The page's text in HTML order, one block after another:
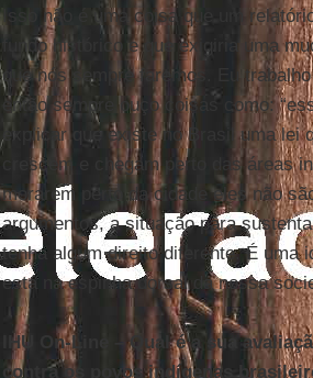
Isso não é uma coisa que um
fundo histórico e que exigiria uma
que nós sempre faremos. Eu
então sempre ouço coisas como:
explicar que existe no Brasil uma lei
crescem e chegam perto das áreas
morarem perto da cidade eles não
argumentos, a situação para
tenha algum direito diferente. É uma
está na espinha dorsal da nossa
IHU On-Line – Qual é a sua
contra os povos indígenas